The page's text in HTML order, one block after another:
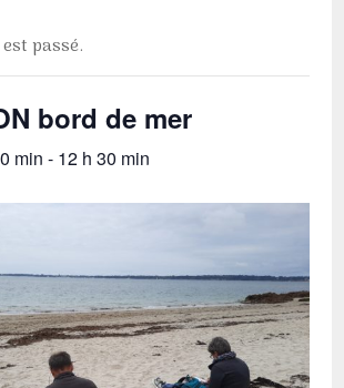
passé.
bord de mer
min - 12 h 30 min